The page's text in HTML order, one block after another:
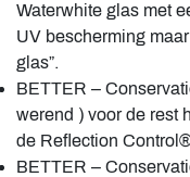
Waterwhite glas met
UV bescherming
glas”.
BETTER –
werend ) voor de rest
de Reflection
BETTER –